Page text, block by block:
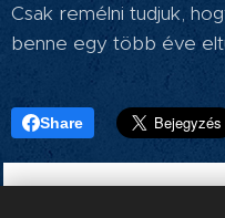
Csak remélni tudjuk,
benne egy több éve
Share